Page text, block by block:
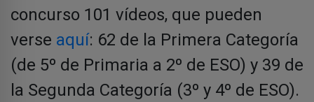
concurso 101 vídeos, que pueden
verse aquí: 62 de la Primera Categoría
(de 5º de Primaria a 2º de ESO) y 39 de
la Segunda Categoría (3º y 4º de ESO).